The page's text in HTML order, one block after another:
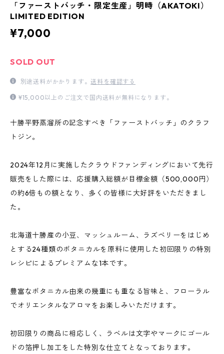
「ファーストバッチ・限定生産」明時（AKATOKI）
LIMITED EDITION
¥7,000
SOLD OUT
別途送料がかかります。送料を確認する
¥15,000以上のご注文で国内送料が無料になります。
十勝平野蒸溜所の記念すべき「ファーストバッチ」のクラフ
トジン。
2024年12月に実施したクラウドファンディングにおいて先行
販売をした際には、応援購入総額が目標金額（500,000円）
の約6倍もの額となり、多くの皆様に大好評をいただきまし
た。
北海道十勝産の小豆、マッシュルーム、ラズベリーをはじめ
とする24種類のボタニカルを原料に使用した初回限りの特別
レシピによるプレミアムな1本です。
豊富なボタニカル由来の幾重にも重なる旨味と、フローラル
でオリエンタルなアロマをお楽しみいただけます。
初回限りの商品に相応しく、ラベルは文字やマークにゴール
ドの箔押し加工をした特別な仕立てとなっております。